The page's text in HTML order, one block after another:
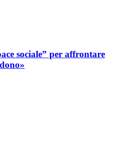
sociale” per affrontare